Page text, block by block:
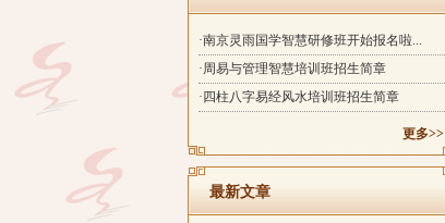
·南京灵雨国学智慧研修班开始报名啦...
·周易与管理智慧培训班招生简章
·四柱八字易经风水培训班招生简章
更多>>
最新文章